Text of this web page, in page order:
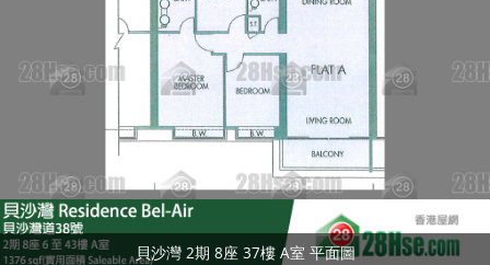
貝沙灣 2期 8座 37樓 A室 平面圖